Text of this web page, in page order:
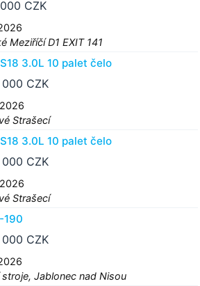
CZK
Meziříčí D1 EXIT 141
3.0L 10 palet čelo
CZK
Strašecí
3.0L 10 palet čelo
CZK
Strašecí
190
CZK
Jablonec nad Nisou